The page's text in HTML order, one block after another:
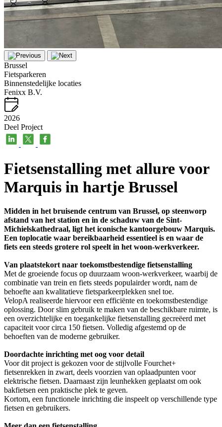
Brussel
Fietsparkeren
Binnenstedelijke locaties
Fenixx B.V.
2026
Deel Project
Fietsenstalling met allure voor
Marquis in hartje Brussel
Midden in het bruisende centrum van Brussel, op steenworp
afstand van het station en in de schaduw van de Sint-
Michielskathedraal, ligt het iconische kantoorgebouw Marquis.
Een toplocatie waar bereikbaarheid essentieel is en waar de
fiets een steeds grotere rol speelt in het woon-werkverkeer.
Van plaatstekort naar toekomstbestendige fietsenstalling
Met de groeiende focus op duurzaam woon-werkverkeer, waarbij de
combinatie van trein en fiets steeds populairder wordt, nam de
behoefte aan kwalitatieve fietsparkeerplekken snel toe.
VelopA realiseerde hiervoor een efficiënte en toekomstbestendige
oplossing. Door slim gebruik te maken van de beschikbare ruimte, is
een overzichtelijke en toegankelijke fietsenstalling gecreëerd met
capaciteit voor circa 150 fietsen. Volledig afgestemd op de
behoeften van de moderne gebruiker.
Doordachte inrichting met oog voor detail
Voor dit project is gekozen voor de stijlvolle Fourchet+
fietsenrekken in zwart, deels voorzien van oplaadpunten voor
elektrische fietsen. Daarnaast zijn leunhekken geplaatst om ook
bakfietsen een praktische plek te geven.
Kortom, een functionele inrichting die inspeelt op verschillende type
fietsen en gebruikers.